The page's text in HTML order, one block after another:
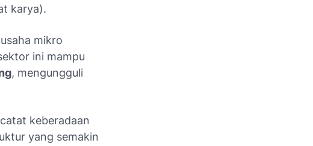
karya).
mikro
ini mampu
, mengungguli
keberadaan
yang semakin